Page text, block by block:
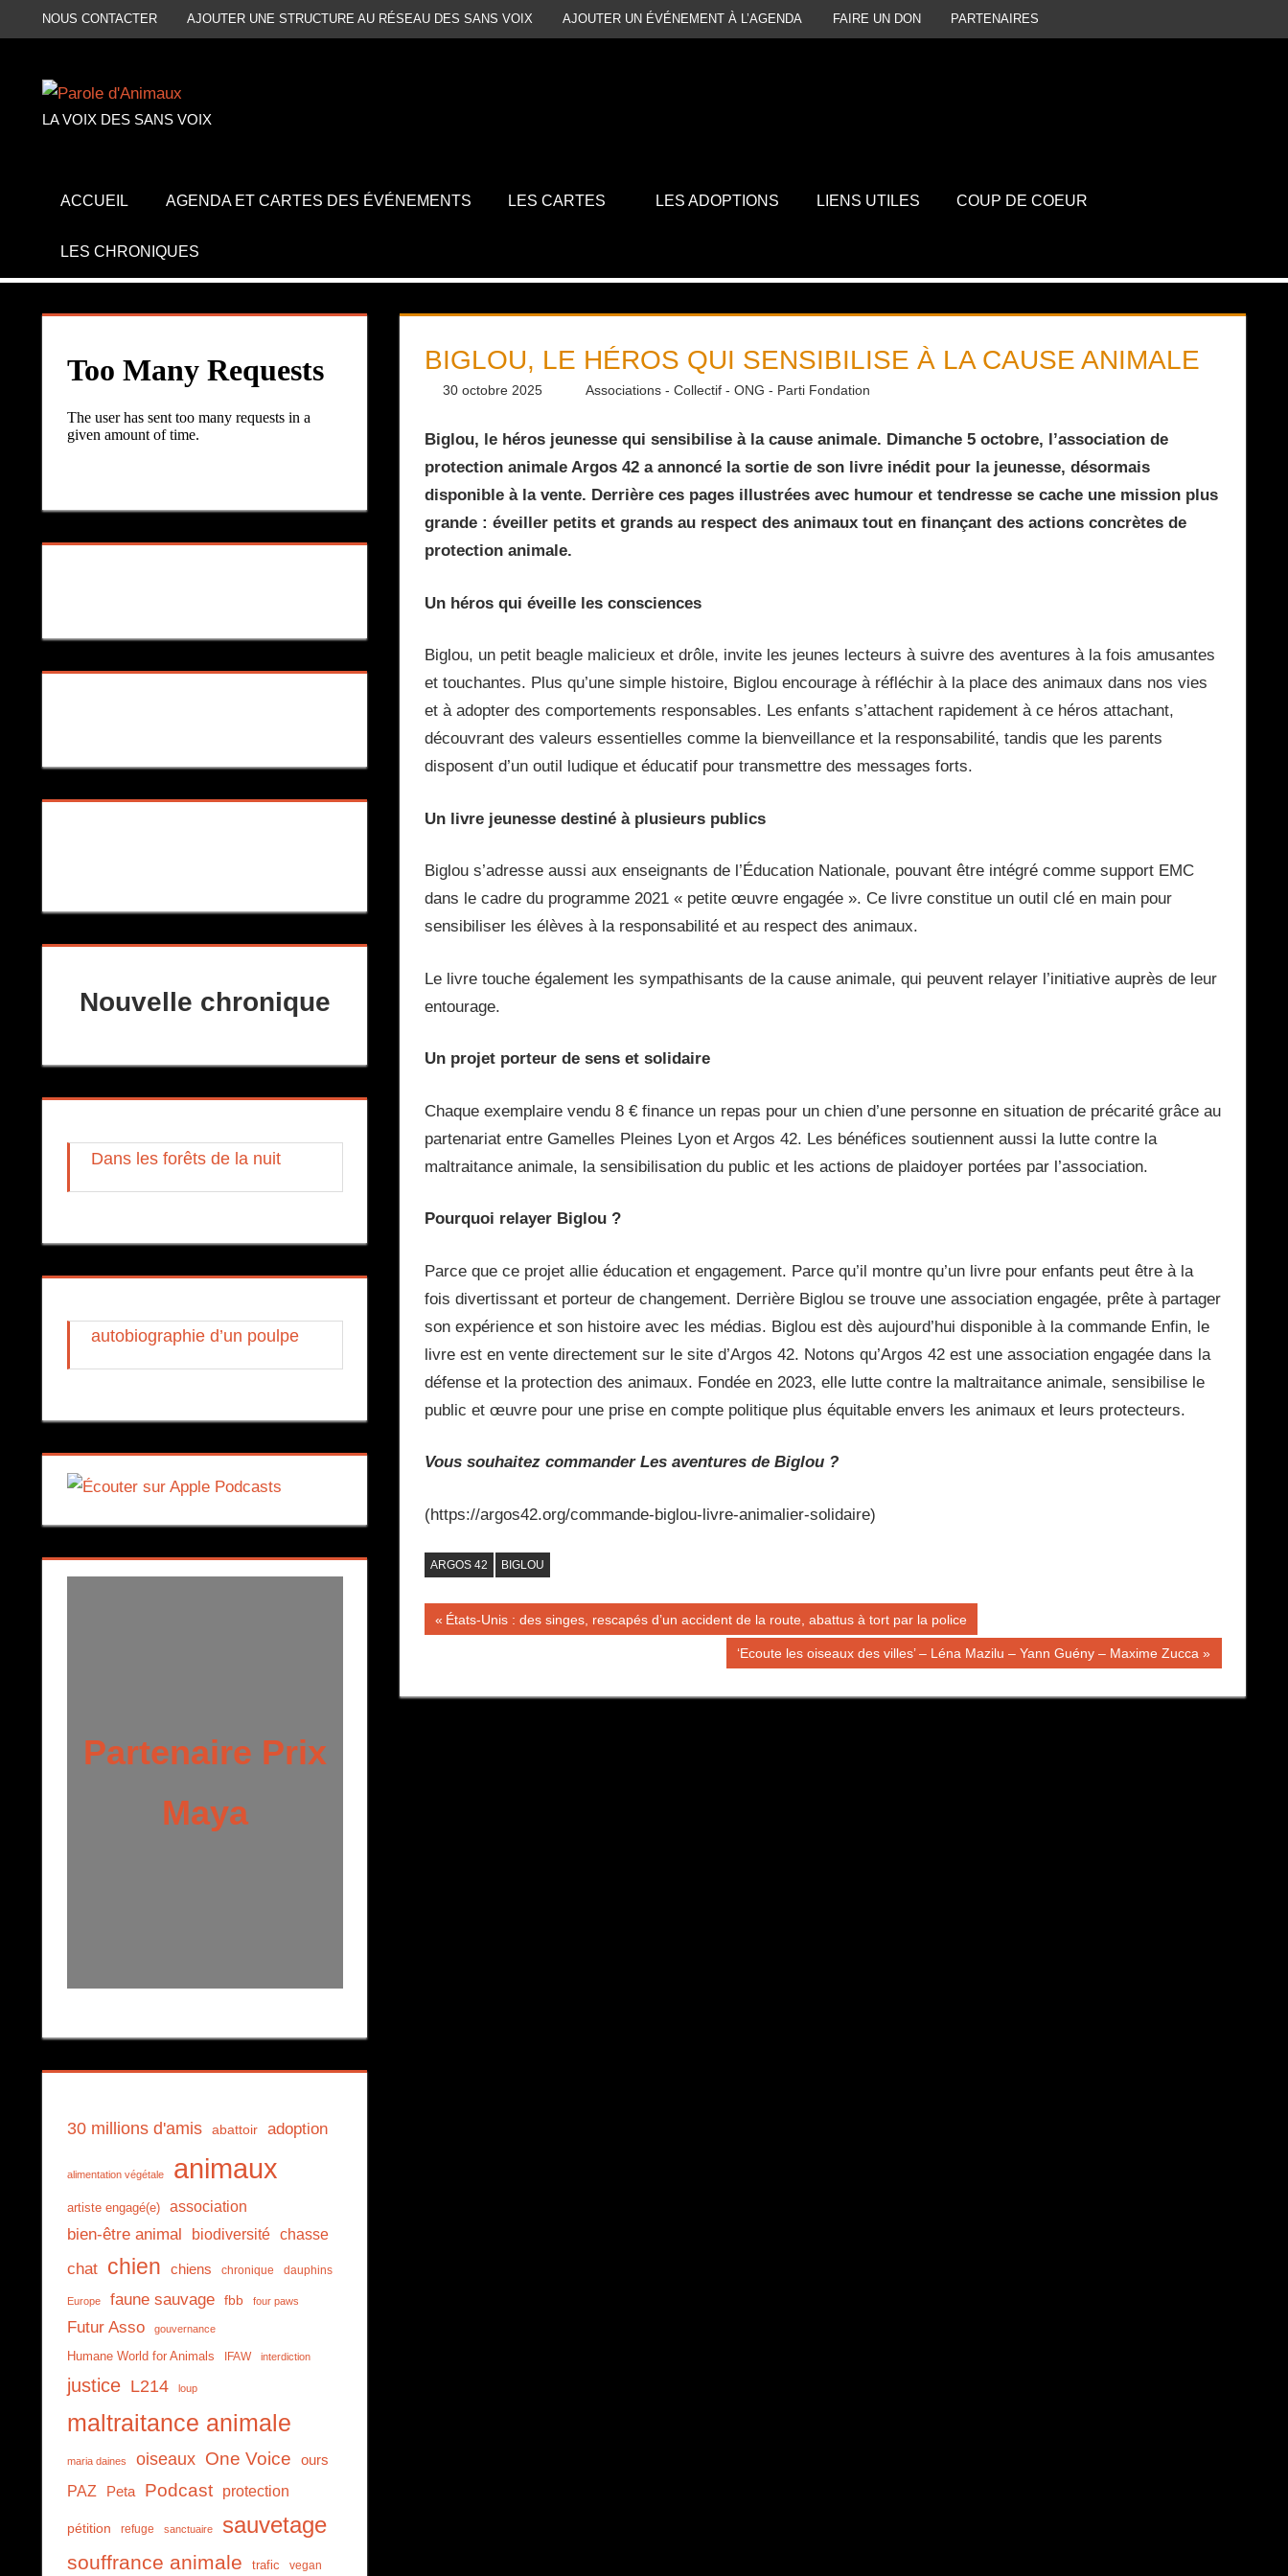
au
NOUS CONTACTER AJOUTER UNE STRUCTURE AU RÉSEAU DES SANS VOIX AJOUTER UN ÉVÉNEMENT À L’AGENDA FAIRE UN DON PARTENAIRES
LA VOIX DES SANS VOIX
ACCUEIL AGENDA ET CARTES DES ÉVÉNEMENTS LES CARTES LES ADOPTIONS LIENS UTILES COUP DE COEUR
LES CHRONIQUES
BIGLOU, LE HÉROS QUI SENSIBILISE À LA CAUSE ANIMALE
30 octobre 2025 Baptiste Praud
Associations - Collectif - ONG - Parti Fondation
Biglou, le héros jeunesse qui sensibilise à la cause animale. Dimanche 5 octobre, l’association de
protection animale Argos 42 a annoncé la sortie de son livre inédit pour la jeunesse, désormais
disponible à la vente. Derrière ces pages illustrées avec humour et tendresse se cache une mission plus
grande : éveiller petits et grands au respect des animaux tout en finançant des actions concrètes de
protection animale.
Un héros qui éveille les consciences
Biglou, un petit beagle malicieux et drôle, invite les jeunes lecteurs à suivre des aventures à la fois amusantes
et touchantes. Plus qu’une simple histoire, Biglou encourage à réfléchir à la place des animaux dans nos vies
et à adopter des comportements responsables. Les enfants s’attachent rapidement à ce héros attachant,
découvrant des valeurs essentielles comme la bienveillance et la responsabilité, tandis que les parents
disposent d’un outil ludique et éducatif pour transmettre des messages forts.
Un livre jeunesse destiné à plusieurs publics
Biglou s’adresse aussi aux enseignants de l’Éducation Nationale, pouvant être intégré comme support EMC
dans le cadre du programme 2021 « petite œuvre engagée ». Ce livre constitue un outil clé en main pour
sensibiliser les élèves à la responsabilité et au respect des animaux.
Le livre touche également les sympathisants de la cause animale, qui peuvent relayer l’initiative auprès de leur
entourage.
Un projet porteur de sens et solidaire
Chaque exemplaire vendu 8 € finance un repas pour un chien d’une personne en situation de précarité grâce au
partenariat entre Gamelles Pleines Lyon et Argos 42. Les bénéfices soutiennent aussi la lutte contre la
maltraitance animale, la sensibilisation du public et les actions de plaidoyer portées par l’association.
Pourquoi relayer Biglou ?
Parce que ce projet allie éducation et engagement. Parce qu’il montre qu’un livre pour enfants peut être à la
fois divertissant et porteur de changement. Derrière Biglou se trouve une association engagée, prête à partager
son expérience et son histoire avec les médias. Biglou est dès aujourd’hui disponible à la commande Enfin, le
livre est en vente directement sur le site d’Argos 42. Notons qu’Argos 42 est une association engagée dans la
défense et la protection des animaux. Fondée en 2023, elle lutte contre la maltraitance animale, sensibilise le
public et œuvre pour une prise en compte politique plus équitable envers les animaux et leurs protecteurs.
Vous souhaitez commander Les aventures de Biglou ?
(https://argos42.org/commande-biglou-livre-animalier-solidaire)
ARGOS 42 BIGLOU
Navigation
l’article
Publication
États-Unis : des singes, rescapés d’un accident de la route, abattus à tort par la police
Publication
‘Ecoute les oiseaux des villes’ – Léna Mazilu – Yann Guény – Maxime Zucca
Nouvelle chronique
Dans les forêts de la nuit
autobiographie d’un poulpe
Partenaire Prix
Maya
30 millions d'amis abattoir adoption
alimentation végétale animaux
artiste engagé(e) association
bien-être animal biodiversité chasse
chat chien chiens chronique dauphins
Europe faune sauvage fbb four paws
Futur Asso gouvernance
Humane World for Animals IFAW interdiction
justice L214 loup
maltraitance animale
maria daines oiseaux One Voice ours
PAZ Peta Podcast protection
pétition refuge sanctuaire sauvetage
souffrance animale trafic vegan